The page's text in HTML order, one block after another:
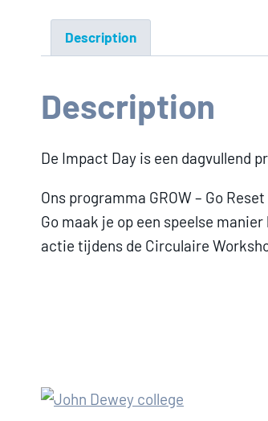
Description
Description
De Impact Day is een dagvullend
Ons programma GROW – Go
Go maak je op een speelse
actie tijdens de Circulaire